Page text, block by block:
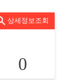
상세정보조회
0